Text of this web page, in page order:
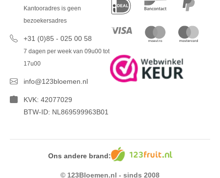
Kantooradres is geen
bezoekersadres
+31 (0)85 - 025 00 58
7 dagen per week van 09u00 tot
17u00
info@123bloemen.nl
KVK: 42077029
BTW-ID: NL869599963B01
Ons andere brand:
© 123Bloemen.nl - sinds 2008